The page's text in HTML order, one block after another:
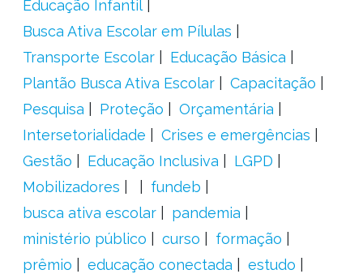
Educação Infantil
Busca Ativa Escolar em Pílulas
Transporte Escolar
Educação Básica
Plantão Busca Ativa Escolar
Capacitação
Pesquisa
Proteção
Orçamentária
Intersetorialidade
Crises e emergências
Gestão
Educação Inclusiva
LGPD
Mobilizadores
fundeb
busca ativa escolar
pandemia
ministério público
curso
formação
prêmio
educação conectada
estudo